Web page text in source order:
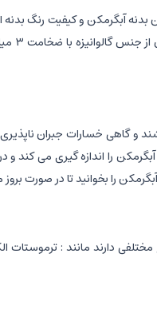
آبگرمکن و کیفیت رنگ بدنه
های
گاهی خسارات جبران
را اندازه گیری می کند و
را بخوانید تا در صورت بروز
دارند مانند : ترموستات